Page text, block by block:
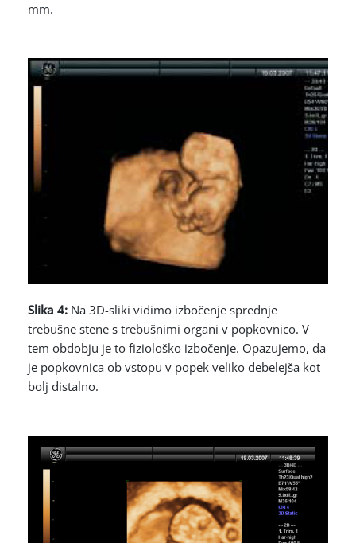
mm.
Slika 4: Na 3D-sliki vidimo izbočenje sprednje
trebušne stene s trebušnimi organi v popkovnico. V
tem obdobju je to fiziološko izbočenje. Opazujemo, da
je popkovnica ob vstopu v popek veliko debelejša kot
bolj distalno.